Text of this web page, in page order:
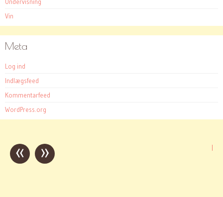
Vin
Meta
Log ind
Indlægsfeed
Kommentarfeed
WordPress.org
Post
navigation
« »